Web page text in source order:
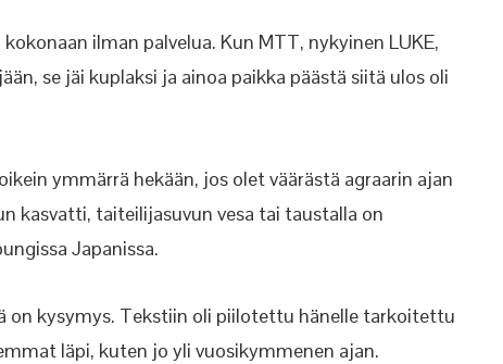
ilman palvelua. Kun MTT, nykyinen LUKE,
se jäi kuplaksi ja ainoa paikka päästä siitä ulos oli
ymmärrä hekään, jos olet väärästä agraarin ajan
kasvatti, taiteilijasuvun vesa tai taustalla on
Japanissa.
on kysymys. Tekstiin oli piilotettu hänelle tarkoitettu
läpi, kuten jo yli vuosikymmenen ajan.